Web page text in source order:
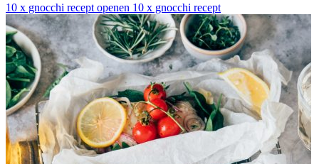
10 x gnocchi recept openen 10 x gnocchi recept